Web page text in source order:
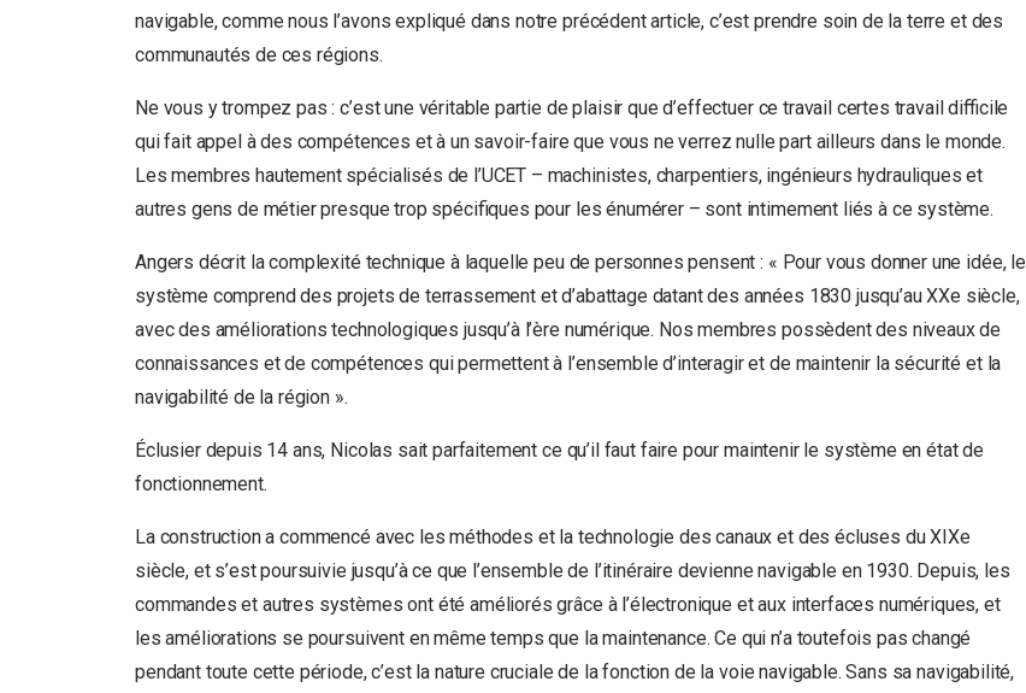
navigable, comme nous l’avons expliqué dans notre précédent article, c’est prendre soin de la terre et des
communautés de ces régions.
Ne vous y trompez pas : c’est une véritable partie de plaisir que d’effectuer ce travail certes travail difficile
qui fait appel à des compétences et à un savoir-faire que vous ne verrez nulle part ailleurs dans le monde.
Les membres hautement spécialisés de l’UCET – machinistes, charpentiers, ingénieurs hydrauliques et
autres gens de métier presque trop spécifiques pour les énumérer – sont intimement liés à ce système.
Angers décrit la complexité technique à laquelle peu de personnes pensent : « Pour vous donner une idée, le
système comprend des projets de terrassement et d’abattage datant des années 1830 jusqu’au XXe siècle,
avec des améliorations technologiques jusqu’à l’ère numérique. Nos membres possèdent des niveaux de
connaissances et de compétences qui permettent à l’ensemble d’interagir et de maintenir la sécurité et la
navigabilité de la région ».
Éclusier depuis 14 ans, Nicolas sait parfaitement ce qu’il faut faire pour maintenir le système en état de
fonctionnement.
La construction a commencé avec les méthodes et la technologie des canaux et des écluses du XIXe
siècle, et s’est poursuivie jusqu’à ce que l’ensemble de l’itinéraire devienne navigable en 1930. Depuis, les
commandes et autres systèmes ont été améliorés grâce à l’électronique et aux interfaces numériques, et
les améliorations se poursuivent en même temps que la maintenance. Ce qui n’a toutefois pas changé
pendant toute cette période, c’est la nature cruciale de la fonction de la voie navigable. Sans sa navigabilité,